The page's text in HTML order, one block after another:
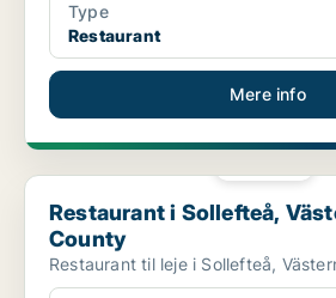
Type
Restaurant
Mere info
Restaurant i Sollefteå, Västernorrland
Restaurant i Sollefteå, Västernorrland
County
Restaurant til leje i